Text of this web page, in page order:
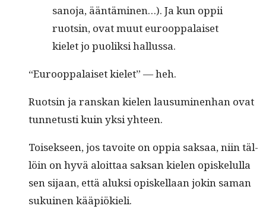
sano­ja, ään­tämi­nen…). Ja kun oppii
ruotsin, ovat muut euroop­palaiset
kielet jo puo­lik­si hallussa.
“Euroop­palaiset kielet” — heh.
Ruotsin ja ran­skan kie­len lausum­i­nen­han ovat
tun­netusti kuin yksi yhteen.
Toisek­seen, jos tavoite on oppia sak­saa, niin täl­
löin on hyvä aloit­taa sak­san kie­len opiskelul­la
sen sijaan, että aluk­si opiskel­laan jokin saman
sukuinen kääpiökieli.